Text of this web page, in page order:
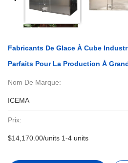
Fabricants De Glace À Cube
Parfaits Pour La Production À
Nom De Marque:
ICEMA
Prix:
$14,170.00/units 1-4 units